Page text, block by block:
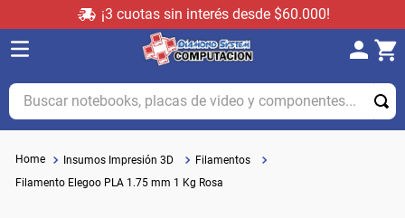
¡3 cuotas sin interés desde $60.000!
Buscar notebooks, placas de video y componentes...
Insumos Impresión 3D
Filamentos
Filamento Elegoo PLA 1.75 mm 1 Kg Rosa